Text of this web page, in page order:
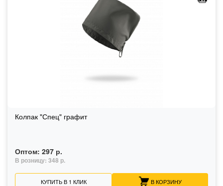
Колпак "Спец" графит
Оптом: 297 р.
В розницу: 348 р.
КУПИТЬ В 1 КЛИК В КОРЗИНУ